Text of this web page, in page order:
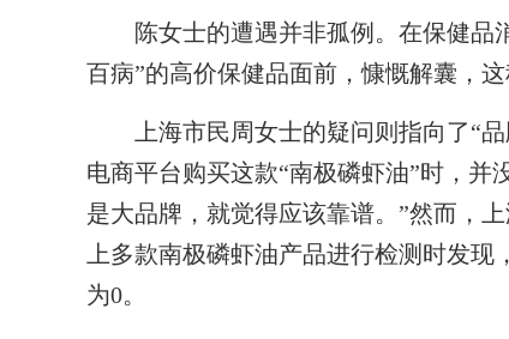
陈女士的遭遇并非孤例。在保健品
百病”的高价保健品面前，慷慨解囊，
上海市民周女士的疑问则指向了“品
电商平台购买这款“南极磷虾油”时，并
是大品牌，就觉得应该靠谱。”然而，
上多款南极磷虾油产品进行检测时发
为0。